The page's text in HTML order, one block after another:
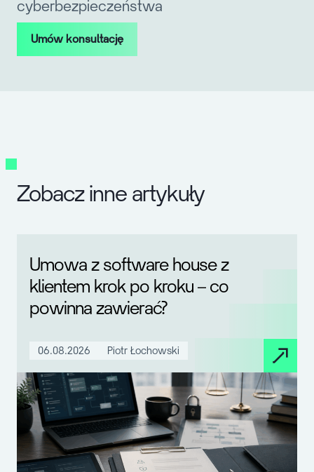
cyberbezpieczeństwa
Umów konsultację
Zobacz inne artykuły
Umowa z software house z
klientem krok po kroku – co
powinna zawierać?
06.08.2026 Piotr Łochowski